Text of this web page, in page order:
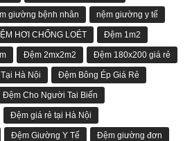
giường bệnh nhân nệm giường y tế
HƠI CHỐNG LOÉT Đệm 1m2
Đệm 2mx2m2 Đệm 180x200 giá rẻ
Hà Nội Đệm Bông Ép Giá Rẻ
Đệm Cho Người Tai Biến
Đệm giá rẻ tại Hà Nội
Đệm Giường Y Tế Đệm giường đơn